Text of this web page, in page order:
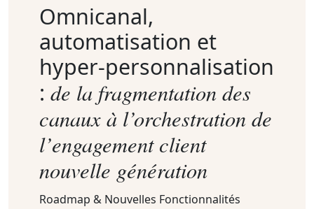
Omnicanal,
automatisation et
hyper-personnalisation
: de la fragmentation des
canaux à l’orchestration de
l’engagement client
nouvelle génération
Roadmap & Nouvelles Fonctionnalités